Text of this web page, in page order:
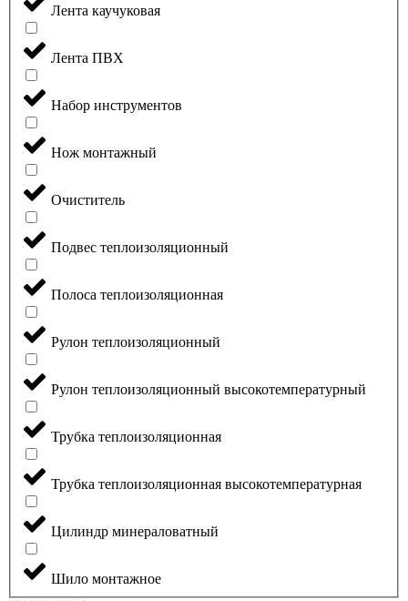
Лента каучуковая
Лента ПВХ
Набор инструментов
Нож монтажный
Очиститель
Подвес теплоизоляционный
Полоса теплоизоляционная
Рулон теплоизоляционный
Рулон теплоизоляционный высокотемпературный
Трубка теплоизоляционная
Трубка теплоизоляционная высокотемпературная
Цилиндр минераловатный
Шило монтажное